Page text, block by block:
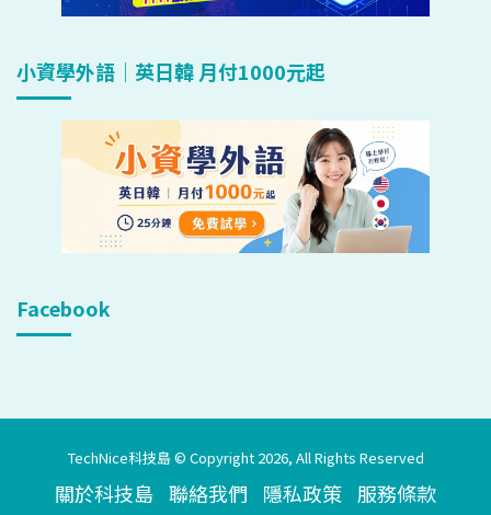
小資學外語｜英日韓 月付1000元起
Facebook
TechNice科技島 © Copyright 2026, All Rights Reserved
關於科技島 聯絡我們 隱私政策 服務條款